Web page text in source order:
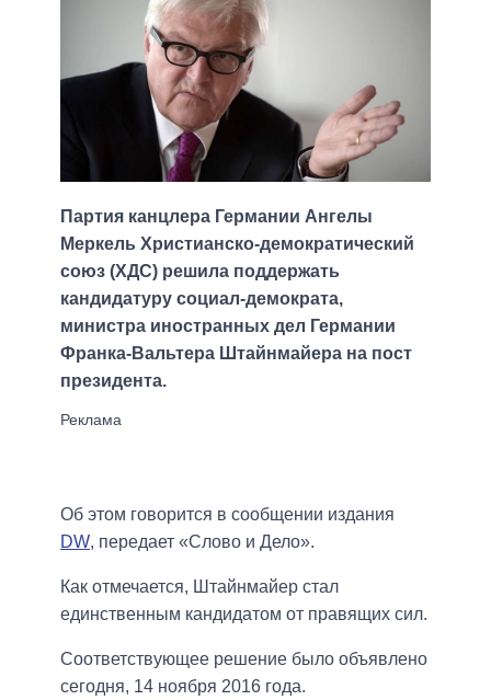
Партия канцлера Германии Ангелы
Меркель Христианско-демократический
союз (ХДС) решила поддержать
кандидатуру социал-демократа,
министра иностранных дел Германии
Франка-Вальтера Штайнмайера на пост
президента.
Об этом говорится в сообщении издания
DW, передает «Слово и Дело».
Как отмечается, Штайнмайер стал
единственным кандидатом от правящих сил.
Соответствующее решение было объявлено
сегодня, 14 ноября 2016 года.